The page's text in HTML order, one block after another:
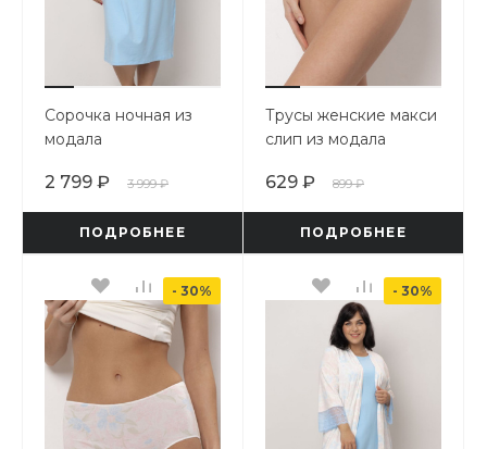
Сорочка ночная из
модала
2 799 ₽ 3 999 ₽
ПОДРОБНЕЕ
Трусы женские макси
слип из модала
629 ₽ 899 ₽
ПОДРОБНЕЕ
- 30% - 30%